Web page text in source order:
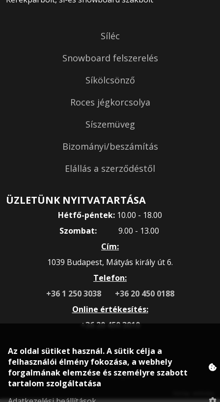
Síléc
Snowboard felszerelés
Síkölcsönző
Roces jégkorcsolya
Síszemüveg
Bizományi/beszámítás
Elállás a szerződéstől
ÜZLETÜNK NYITVATARTÁSA
Hétfő-péntek: 10.00 - 18.00
Szombat:
9.00 - 13.00
Cím:
1039 Budapest, Mátyás király út 6.
Telefon:
+36 1 250 3038
+36 20 450 0188
Online értékesítés:
+36 20 450 3010
© 2020 rokonsport.hu
Az oldal sütiket használ. A sütik célja a
felhasználói élmény fokozása, a webhely
forgalmának elemzése és személyre szabott
tartalom szolgáltatása